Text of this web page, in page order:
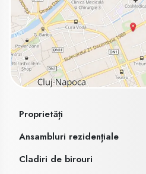
Proprietăți
Ansambluri rezidențiale
Cladiri de birouri